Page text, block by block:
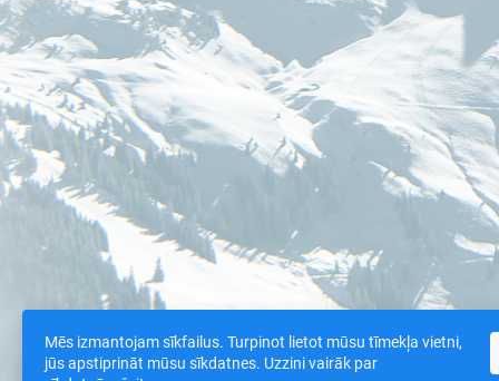
Mēs izmantojam sīkfailus. Turpinot lietot mūsu tīmekļa vietni,
jūs apstiprināt mūsu sīkdatnes. Uzzini vairāk par